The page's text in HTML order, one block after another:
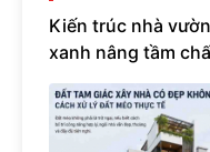
Kiến trúc nhà
xanh nâng tầm